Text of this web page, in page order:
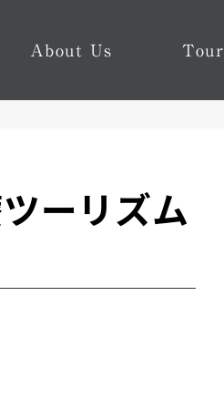
About Us Tour
ーリズム